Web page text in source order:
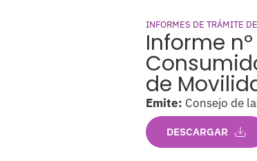
INFORMES DE TRÁMITE
Informe
de
Emite: Consejo de
DESCARGAR